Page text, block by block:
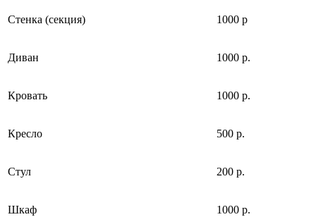
Cтенка (секция) 1000 р
Диван 1000 р.
Кровать 1000 р.
Кресло 500 р.
Стул 200 р.
Шкаф 1000 р.